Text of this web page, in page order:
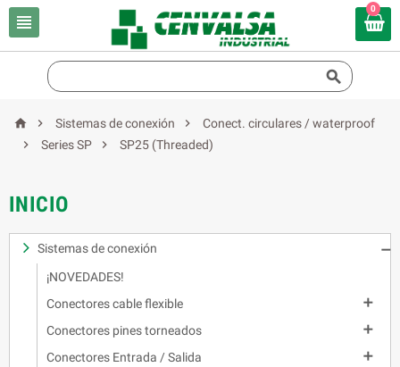

0

  Sistemas de conexión 
Conect. circulares / waterproof

Series SP  SP25 (Threaded)
INICIO
Sistemas de conexión

¡NOVEDADES!
Conectores cable flexible

Conectores pines torneados

Conectores Entrada / Salida
